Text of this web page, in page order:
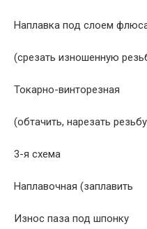
Наплавка под слоем
(срезать изношенную
Токарно-винторезная
(обтачить, нарезать
3-я схема
Наплавочная (заплавить
Износ паза под шпонку